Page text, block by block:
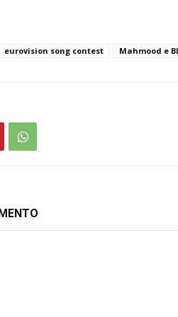
eurovision song contest Mahmood e